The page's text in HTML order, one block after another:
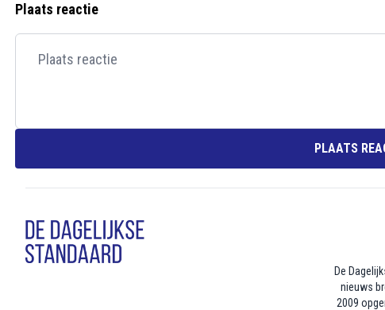
Plaats reactie
PLAATS
De
nieuws
2009